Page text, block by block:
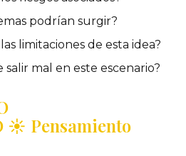
podrían surgir?
limitaciones de esta idea?
salir mal en este escenario?
☀️ Pensamiento